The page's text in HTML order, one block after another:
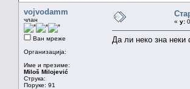
vojvodamm
члан
Ван мреже
Организација:
Име и презиме:
Miloš Milojević
Струка:
Поруке: 91
« у:
Да ли неко зна неки